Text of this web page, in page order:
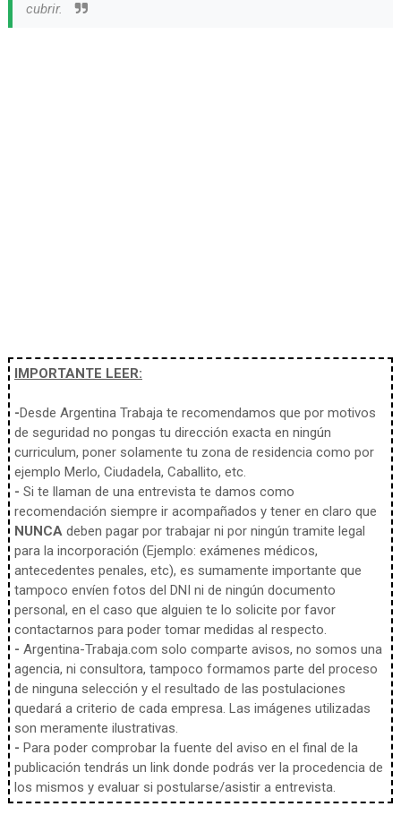
cubrir.
IMPORTANTE LEER:
-Desde Argentina Trabaja te recomendamos que por motivos
de seguridad no pongas tu dirección exacta en ningún
curriculum, poner solamente tu zona de residencia como por
ejemplo Merlo, Ciudadela, Caballito, etc.
- Si te llaman de una entrevista te damos como
recomendación siempre ir acompañados y tener en claro que
NUNCAdeben pagar por trabajar ni por ningún tramite legal
para la incorporación (Ejemplo: exámenes médicos,
antecedentes penales, etc), es sumamente importante que
tampoco envíen fotos del DNI ni de ningún documento
personal, en el caso que alguien te lo solicite por favor
contactarnos para poder tomar medidas al respecto.
- Argentina-Trabaja.com solo comparte avisos, no somos una
agencia, ni consultora, tampoco formamos parte del proceso
de ninguna selección y el resultado de las postulaciones
quedará a criterio de cada empresa. Las imágenes utilizadas
son meramente ilustrativas.
- Para poder comprobar la fuente del aviso en el final de la
publicación tendrás un link donde podrás ver la procedencia de
los mismos y evaluar si postularse/asistir a entrevista.